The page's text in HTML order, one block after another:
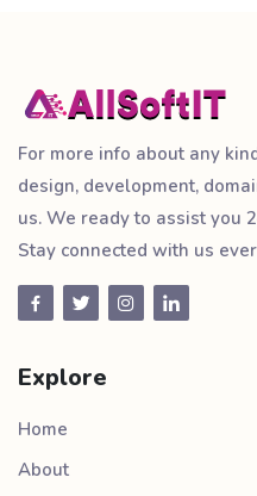
For more info about any
design, development,
us. We ready to assist you
Stay connected with us
Explore
Home
About